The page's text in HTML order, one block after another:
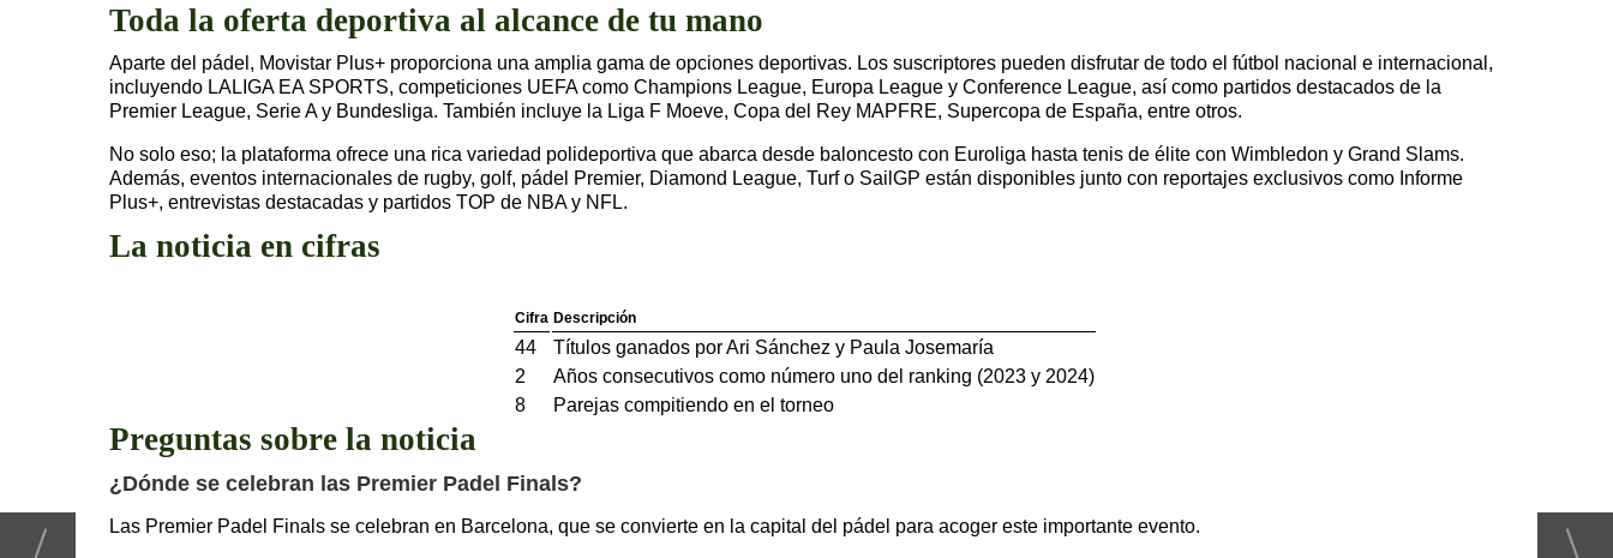
Toda la oferta deportiva al alcance de tu mano
Aparte del pádel, Movistar Plus+ proporciona una amplia gama de opciones deportivas. Los suscriptores pueden disfrutar de todo el fútbol nacional e internacional,
incluyendo LALIGA EA SPORTS, competiciones UEFA como Champions League, Europa League y Conference League, así como partidos destacados de la
Premier League, Serie A y Bundesliga. También incluye la Liga F Moeve, Copa del Rey MAPFRE, Supercopa de España, entre otros.
No solo eso; la plataforma ofrece una rica variedad polideportiva que abarca desde baloncesto con Euroliga hasta tenis de élite con Wimbledon y Grand Slams.
Además, eventos internacionales de rugby, golf, pádel Premier, Diamond League, Turf o SailGP están disponibles junto con reportajes exclusivos como Informe
Plus+, entrevistas destacadas y partidos TOP de NBA y NFL.
La noticia en cifras
Cifra Descripción
44
Títulos ganados por Ari Sánchez y Paula Josemaría
2
Años consecutivos como número uno del ranking (2023 y 2024)
8
Parejas compitiendo en el torneo
Preguntas sobre la noticia
¿Dónde se celebran las Premier Padel Finals?
Las Premier Padel Finals se celebran en Barcelona, que se convierte en la capital del pádel para acoger este importante evento.